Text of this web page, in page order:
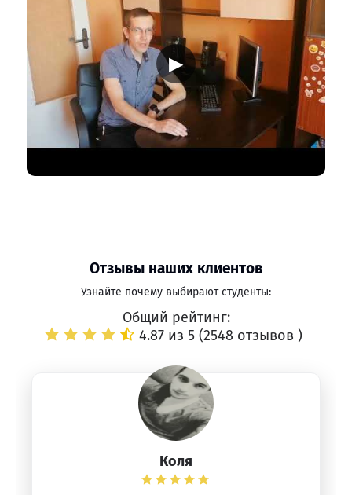
▶
Отзывы наших клиентов
Узнайте почему выбирают студенты:
Общий рейтинг:
4.87 из 5 (2548 отзывов )
Коля